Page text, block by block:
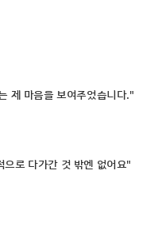
제 마음을 보여주었습니다."
로 다가간 것 밖엔 없어요"